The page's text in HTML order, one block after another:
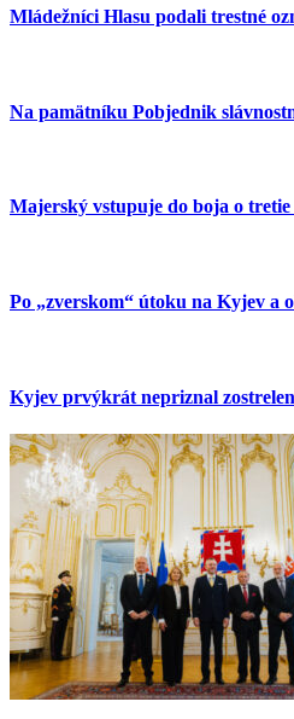
Mládežníci Hlasu podali trestné
Na pamätníku Pobjednik
Majerský vstupuje do boja o
Po „zverskom“ útoku na Kyjev a
Kyjev prvýkrát nepriznal